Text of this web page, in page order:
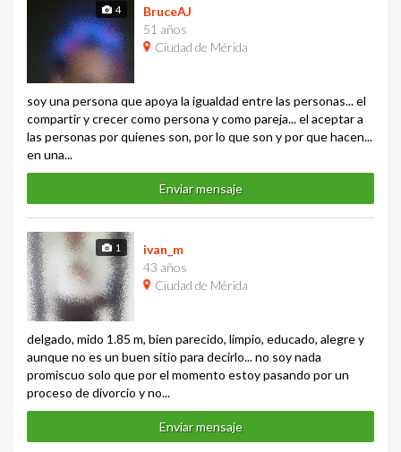
4
BruceAJ
51 años
Ciudad de Mérida
soy una persona que apoya la igualdad entre las personas... el
compartir y crecer como persona y como pareja... el aceptar a
las personas por quienes son, por lo que son y por que hacen...
en una...
Enviar mensaje
1
ivan_m
43 años
Ciudad de Mérida
delgado, mido 1.85 m, bien parecido, limpio, educado, alegre y
aunque no es un buen sitio para decirlo... no soy nada
promiscuo solo que por el momento estoy pasando por un
proceso de divorcio y no...
Enviar mensaje